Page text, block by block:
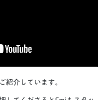
介しています。